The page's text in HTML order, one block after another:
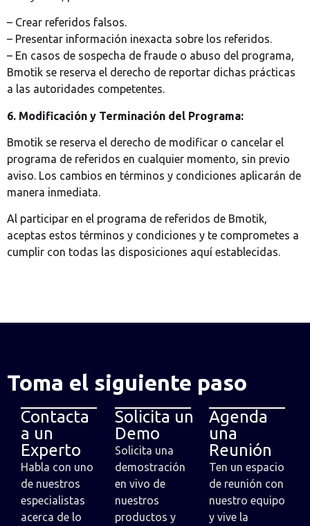
– Crear referidos falsos.
– Presentar información inexacta sobre los referidos.
– En casos de sospecha de fraude o abuso del programa,
Bmotik se reserva el derecho de reportar dichas prácticas
a las autoridades competentes.
6. Modificación y Terminación del Programa:
Bmotik se reserva el derecho de modificar o cancelar el
programa de referidos en cualquier momento, sin previo
aviso. Los cambios en términos y condiciones aplicarán de
manera inmediata.
Al participar en el programa de referidos de Bmotik,
aceptas estos términos y condiciones y te comprometes a
cumplir con todas las disposiciones aquí establecidas.
Toma el siguiente paso
Contacta
a un
Experto
Habla con uno
de nuestros
especialistas
acerca de lo
Solicita un
Demo
Solicita una
demostración
en vivo de
nuestros
productos y
Agenda
una
Reunión
Ten un espacio
de reunión con
nuestro equipo
y vive la